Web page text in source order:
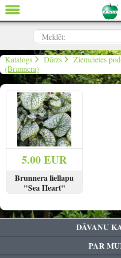
Meklēt:
Katalogs Dārzs Ziemcietes
(Brunnera)
5.00 EUR
Brunnera liellapu
"Sea Heart"
DĀVANU
PAR
AIZVĒRT
Dārzs (639)
Māja (198)
De Luxe (15)
Izpārdošana (59)
Ziemassvētki & Jaunais gads
Ielogoties
Reģistrēties